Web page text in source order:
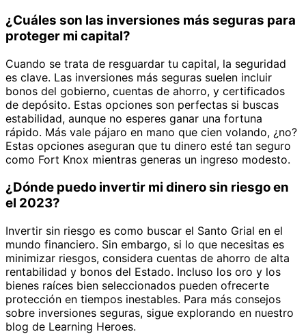
¿Cuáles son las inversiones más seguras para
proteger mi capital?
Cuando se trata de resguardar tu capital, la seguridad
es clave. Las inversiones más seguras suelen incluir
bonos del gobierno, cuentas de ahorro, y certificados
de depósito. Estas opciones son perfectas si buscas
estabilidad, aunque no esperes ganar una fortuna
rápido. Más vale pájaro en mano que cien volando, ¿no?
Estas opciones aseguran que tu dinero esté tan seguro
como Fort Knox mientras generas un ingreso modesto.
¿Dónde puedo invertir mi dinero sin riesgo en
el 2023?
Invertir sin riesgo es como buscar el Santo Grial en el
mundo financiero. Sin embargo, si lo que necesitas es
minimizar riesgos, considera cuentas de ahorro de alta
rentabilidad y bonos del Estado. Incluso los oro y los
bienes raíces bien seleccionados pueden ofrecerte
protección en tiempos inestables. Para más consejos
sobre inversiones seguras, sigue explorando en nuestro
blog de Learning Heroes.